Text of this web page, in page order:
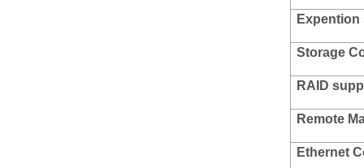
Storage
RAID
Remote
Ethernet